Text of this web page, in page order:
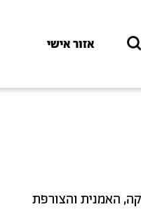
אזור אישי
האמנית והצורפת